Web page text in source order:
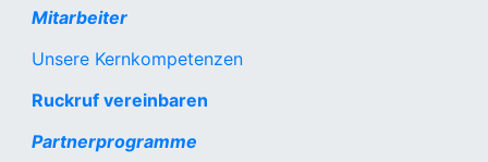
Mitarbeiter
Unsere Kernkompetenzen
Ruckruf vereinbaren
Partnerprogramme